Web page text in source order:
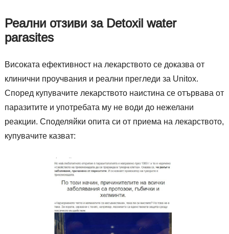
Реални отзиви за Detoxil water
parasites
Високата ефективност на лекарството се доказва от
клинични проучвания и реални прегледи за Unitox.
Според купувачите лекарството наистина се отървава от
паразитите и употребата му не води до нежелани
реакции. Споделяйки опита си от приема на лекарството,
купувачите казват: